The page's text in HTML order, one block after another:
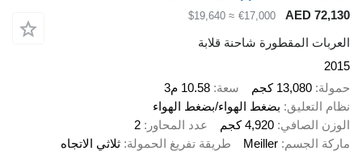
AED 72,130
€17,000
≈ $19,640
العربات المقطورة شاحنة قلابة
2015
حمولة 13,080 كجم سعة 10.58 م3
نظام التعليق بضغط الهواء/بضغط الهواء
الوزن الصافي 4,920 كجم عدد المحاور
2
ماركة الجسم Meiller طريقة تفريغ الحمولة ثلاثي الاتجاه